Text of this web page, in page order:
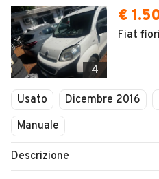
4
€
Fiat
Usato Dicembre 2016
Manuale
Descrizione